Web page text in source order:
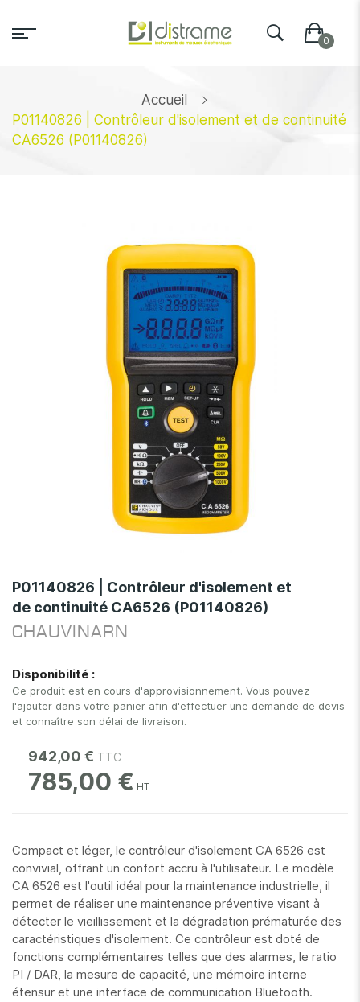
Accueil
P01140826 | Contrôleur d'isolement et de continuité
CA6526 (P01140826)
to
the
beginning
of
images
gallery
P01140826 | Contrôleur d'isolement et
de continuité CA6526 (P01140826)
CHAUVINARN
Disponibilité :
Ce produit est en cours d'approvisionnement. Vous pouvez
l'ajouter dans votre panier afin d'effectuer une demande de devis
et connaître son délai de livraison.
942,00 €
785,00 €
Compact et léger, le contrôleur d'isolement CA 6526 est
convivial, offrant un confort accru à l'utilisateur. Le modèle
CA 6526 est l'outil idéal pour la maintenance industrielle, il
permet de réaliser une maintenance préventive visant à
détecter le vieillissement et la dégradation prématurée des
caractéristiques d'isolement. Ce contrôleur est doté de
fonctions complémentaires telles que des alarmes, le ratio
PI / DAR, la mesure de capacité, une mémoire interne
étensur et une interface de communication Bluetooth.